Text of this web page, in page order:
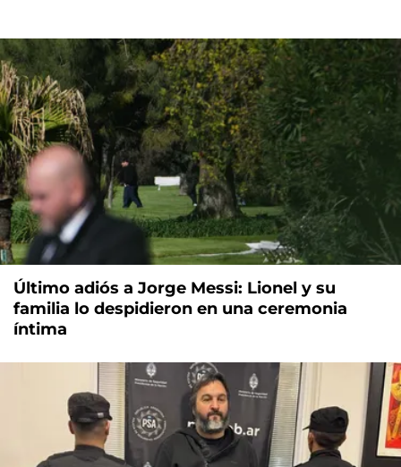
Último adiós a Jorge Messi: Lionel y su
familia lo despidieron en una ceremonia
íntima